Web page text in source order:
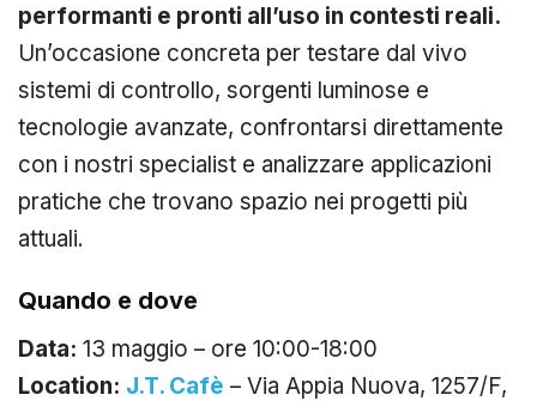
performanti e pronti all’uso in contesti reali.
Un’occasione concreta per testare dal vivo
sistemi di controllo, sorgenti luminose e
tecnologie avanzate, confrontarsi direttamente
con i nostri specialist e analizzare applicazioni
pratiche che trovano spazio nei progetti più
attuali.
Quando e dove
Data: 13 maggio – ore 10:00-18:00
Location: J.T. Cafè – Via Appia Nuova, 1257/F,